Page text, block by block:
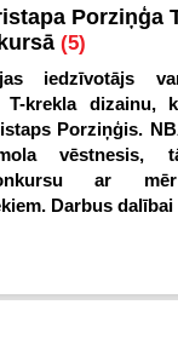
Porziņģa
(5)
iedzīvotājs
krekla dizainu,
Porziņģis.
vēstnesis,
ar
Darbus